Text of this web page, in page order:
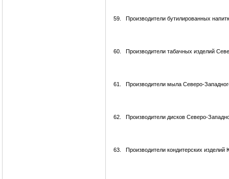
59. Производители бутилированных
60. Производители табачных изделий
61. Производители мыла Северо-
62. Производители дисков Северо-
63. Производители кондитерских